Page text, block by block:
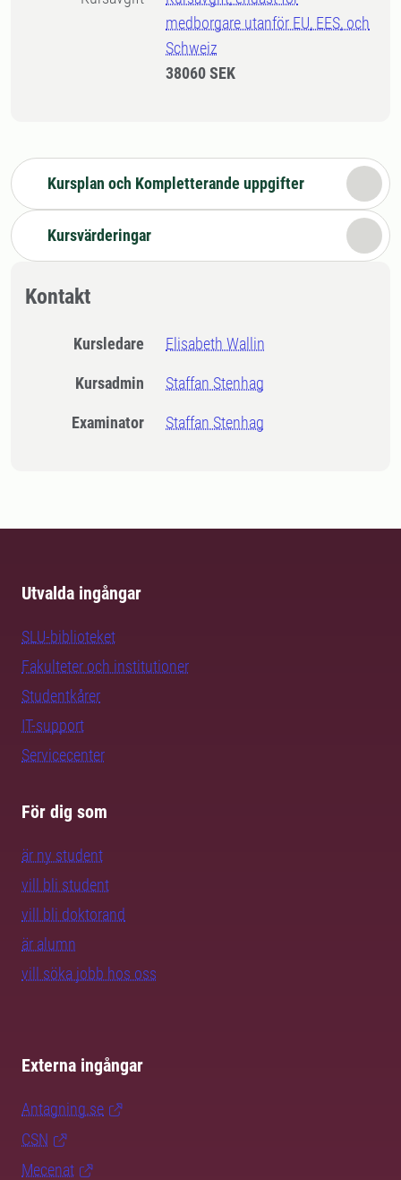
medborgare utanför EU, EES, och
Schweiz
38060 SEK
Kursplan och Kompletterande uppgifter
Kursvärderingar
Kontakt
Kursledare Elisabeth Wallin
Kursadmin Staffan Stenhag
Examinator Staffan Stenhag
Utvalda ingångar
SLU-biblioteket
Fakulteter och institutioner
Studentkårer
IT-support
Servicecenter
För dig som
är ny student
vill bli student
vill bli doktorand
är alumn
vill söka jobb hos oss
Externa ingångar
Antagning.se
CSN
Mecenat